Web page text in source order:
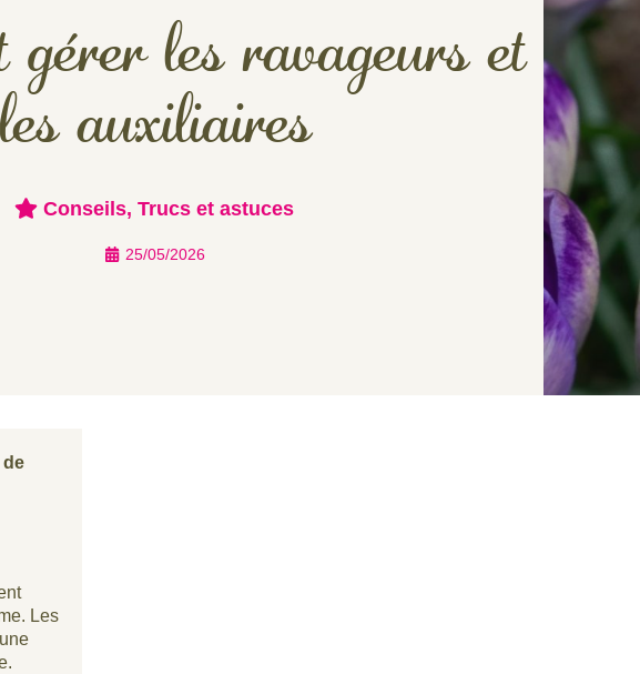
gérer les ravageurs et
les auxiliaires
Conseils, Trucs et astuces
25/05/2026
de
Les